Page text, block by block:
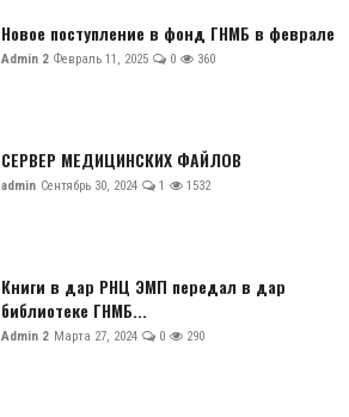
Новое поступление в фонд ГНМБ в феврале
Admin 2 Февраль 11, 2025 0 360
СЕРВЕР МЕДИЦИНСКИХ ФАЙЛОВ
admin Сентябрь 30, 2024 1 1532
Книги в дар РНЦ ЭМП передал в дар
библиотеке ГНМБ...
Admin 2 Марта 27, 2024 0 290